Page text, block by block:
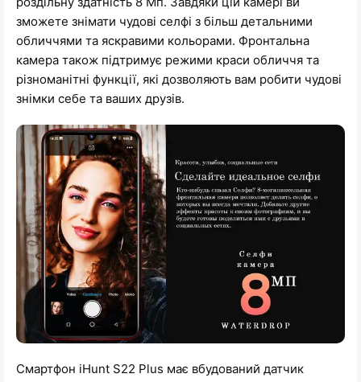
зможете знімати чудові селфі з більш детальними
обличчями та яскравими кольорами. Фронтальна
камера також підтримує режими краси обличчя та
різноманітні функції, які дозволяють вам робити чудові
знімки себе та ваших друзів.
Смартфон iHunt S22 Plus має вбудований датчик